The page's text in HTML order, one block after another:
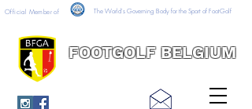
FOOTGOLF BELGIUM
Official Member of The World's Governing Body for the Sport of FootGolf